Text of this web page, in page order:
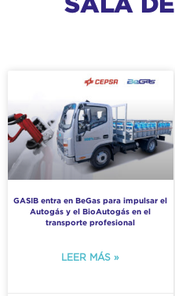
GASIB entra en BeGas para impulsar el
Autogás y el BioAutogás en el
transporte profesional
LEER MÁS »